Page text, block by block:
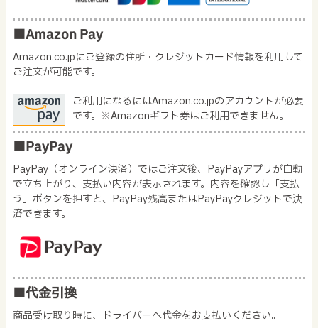
■Amazon Pay
Amazon.co.jpにご登録の住所・クレジットカード情報を利用して
ご注文が可能です。
ご利用になるにはAmazon.co.jpのアカウントが必要
です。※Amazonギフト券はご利用できません。
■PayPay
PayPay（オンライン決済）ではご注文後、PayPayアプリが自動
で立ち上がり、支払い内容が表示されます。内容を確認し「支払
う」ボタンを押すと、PayPay残高またはPayPayクレジットで決
済できます。
■代金引換
商品受け取り時に、ドライバーへ代金をお支払いください。